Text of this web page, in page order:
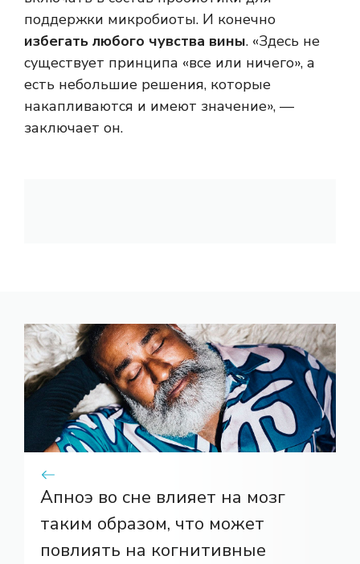
поддержки микробиоты. И конечно
избегать любого чувства вины. «Здесь не
существует принципа «все или ничего», а
есть небольшие решения, которые
накапливаются и имеют значение», —
заключает он.
Апноэ во сне влияет на мозг
таким образом, что может
повлиять на когнитивные